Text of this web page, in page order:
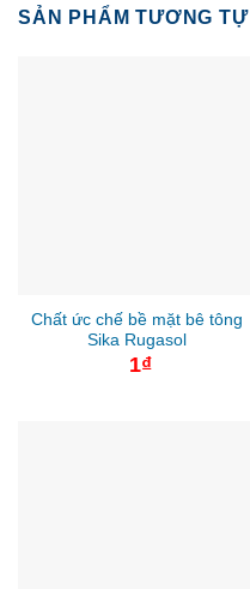
SẢN PHẨM TƯƠNG TỰ
Chất ức chế bề mặt bê tông
Sika Rugasol
1₫